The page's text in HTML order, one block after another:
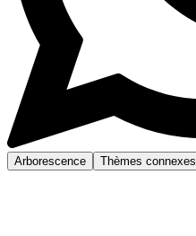
Arborescence Thèmes connexes